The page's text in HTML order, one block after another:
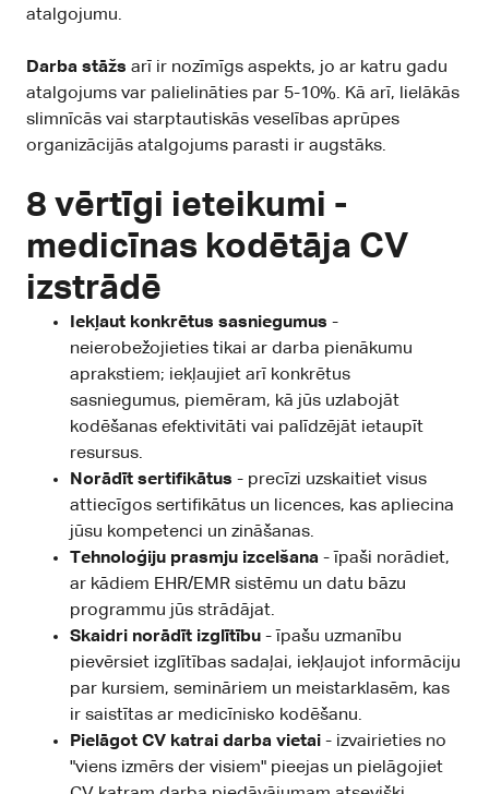
atalgojumu.
Darba stāžs arī ir nozīmīgs aspekts, jo ar katru gadu
atalgojums var palielināties par 5-10%. Kā arī, lielākās
slimnīcās vai starptautiskās veselības aprūpes
organizācijās atalgojums parasti ir augstāks.
8 vērtīgi ieteikumi -
medicīnas kodētāja CV
izstrādē
Iekļaut konkrētus sasniegumus -
neierobežojieties tikai ar darba pienākumu
aprakstiem; iekļaujiet arī konkrētus
sasniegumus, piemēram, kā jūs uzlabojāt
kodēšanas efektivitāti vai palīdzējāt ietaupīt
resursus.
Norādīt sertifikātus - precīzi uzskaitiet visus
attiecīgos sertifikātus un licences, kas apliecina
jūsu kompetenci un zināšanas.
Tehnoloģiju prasmju izcelšana - īpaši norādiet,
ar kādiem EHR/EMR sistēmu un datu bāzu
programmu jūs strādājat.
Skaidri norādīt izglītību - īpašu uzmanību
pievērsiet izglītības sadaļai, iekļaujot informāciju
par kursiem, semināriem un meistarklasēm, kas
ir saistītas ar medicīnisko kodēšanu.
Pielāgot CV katrai darba vietai - izvairieties no
"viens izmērs der visiem" pieejas un pielāgojiet